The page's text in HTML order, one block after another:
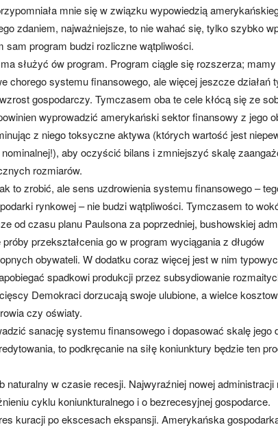
mnie się w związku wypowiedzią
zdaniem, najważniejsze, to nie wahać się, tylko szybko
sam program budzi rozliczne wątpliwości.
służyć ów program. Program ciągle się rozszerza;
chorego systemu finansowego, ale więcej jeszcze działań
gospodarczy. Tymczasem oba te cele kłócą się ze
wyprowadzić amerykański sektor finansowy z jego
z niego toksyczne aktywa (których wartość jest
aby oczyścić bilans i zmniejszyć skalę
rozmiarów.
to zrobić, ale sens uzdrowienia systemu finansowego –
rynkowej – nie budzi wątpliwości. Tymczasem to
od czasu planu Paulsona za poprzedniej, bushowskiej
przekształcenia go w program wyciągania z długów
obywateli. W dodatku coraz więcej jest w nim
spadkowi produkcji przez subsydiowanie
Demokraci dorzucają swoje ulubione, a wielce
czy oświaty.
sanację systemu finansowego i dopasować skalę jego
to podkręcanie na siłę koniunktury będzie ten
naturalny w czasie recesji. Najwyraźniej nowej administracji
cyklu koniunkturalnego i o bezrecesyjnej gospodarce.
kuracji po ekscesach ekspansji. Amerykańska